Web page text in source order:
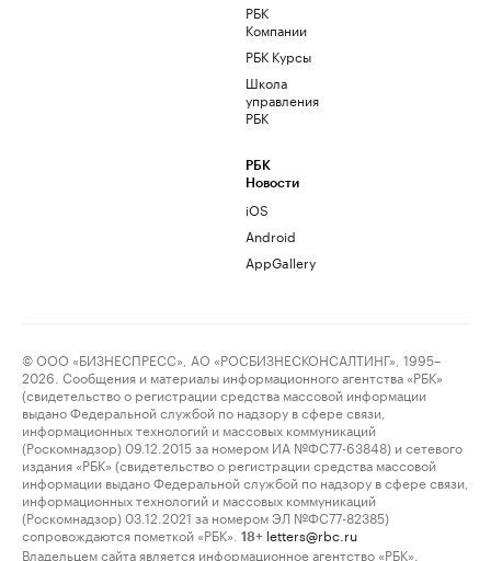
РБК
Компании
РБК Курсы
Школа
управления
РБК
РБК
Новости
iOS
Android
AppGallery
© ООО «БИЗНЕСПРЕСС», АО «РОСБИЗНЕСКОНСАЛТИНГ», 1995–
2026. Сообщения и материалы информационного агентства «РБК»
(свидетельство о регистрации средства массовой информации
выдано Федеральной службой по надзору в сфере связи,
информационных технологий и массовых коммуникаций
(Роскомнадзор) 09.12.2015 за номером ИА №ФС77-63848) и сетевого
издания «РБК» (свидетельство о регистрации средства массовой
информации выдано Федеральной службой по надзору в сфере связи,
информационных технологий и массовых коммуникаций
(Роскомнадзор) 03.12.2021 за номером ЭЛ №ФС77-82385)
сопровождаются пометкой «РБК».
18+ letters@rbc.ru
Владельцем сайта является информационное агентство «РБК».